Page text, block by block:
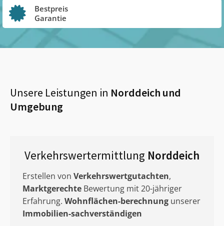
Bestpreis
Garantie
Unsere Leistungen in Norddeich und
Umgebung
Verkehrswertermittlung Norddeich
Erstellen von Verkehrswertgutachten,
Marktgerechte Bewertung mit 20-jähriger
Erfahrung. Wohnflächen-berechnung unserer
Immobilien-sachverständigen